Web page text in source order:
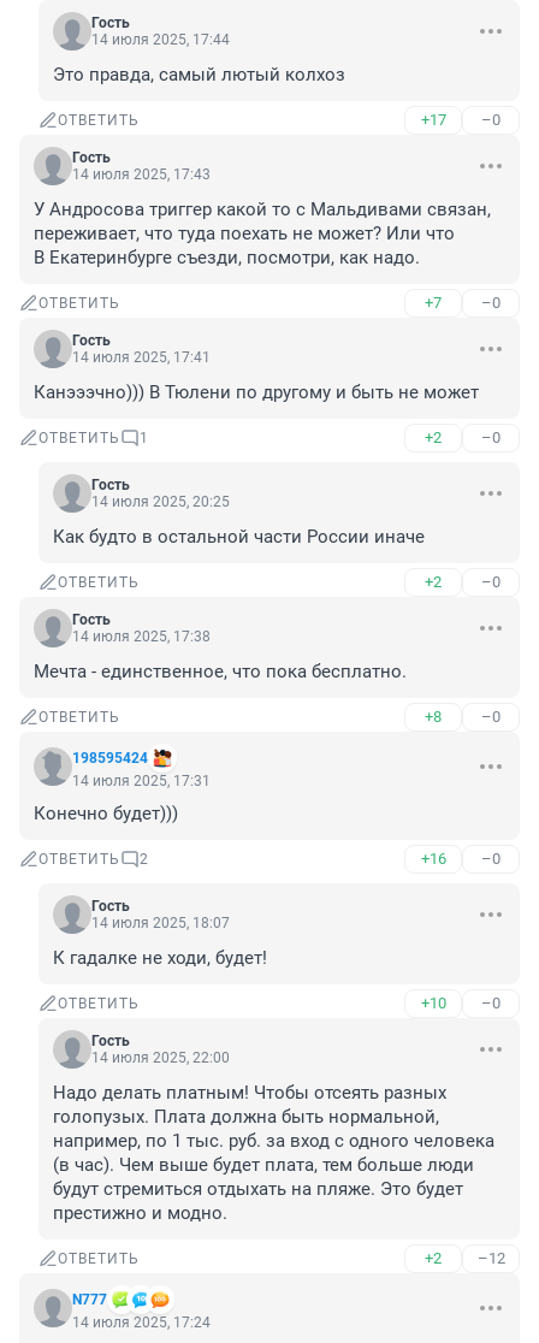
Гость
14 июля 2025, 17:44
Это правда, самый лютый колхоз
ОТВЕТИТЬ +17 –0
Гость
14 июля 2025, 17:43
У Андросова триггер какой то с Мальдивами связан,
переживает, что туда поехать не может? Или что
В Екатеринбурге съезди, посмотри, как надо.
ОТВЕТИТЬ +7 –0
Гость
14 июля 2025, 17:41
Канэээчно))) В Тюлени по другому и быть не может
ОТВЕТИТЬ 1 +2 –0
Гость
14 июля 2025, 20:25
Как будто в остальной части России иначе
ОТВЕТИТЬ +2 –0
Гость
14 июля 2025, 17:38
Мечта - единственное, что пока бесплатно.
ОТВЕТИТЬ +8 –0
198595424
14 июля 2025, 17:31
Конечно будет)))
ОТВЕТИТЬ 2 +16 –0
Гость
14 июля 2025, 18:07
К гадалке не ходи, будет!
ОТВЕТИТЬ +10 –0
Гость
14 июля 2025, 22:00
Надо делать платным! Чтобы отсеять разных
голопузых. Плата должна быть нормальной,
например, по 1 тыс. руб. за вход с одного человека
(в час). Чем выше будет плата, тем больше люди
будут стремиться отдыхать на пляже. Это будет
престижно и модно.
ОТВЕТИТЬ +2 –12
N777
14 июля 2025, 17:24